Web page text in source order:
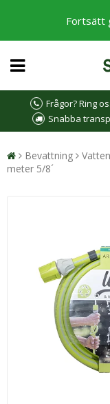
Fortsätt
Frågor? Ring
Snabba
Bevattning
meter 5/8´